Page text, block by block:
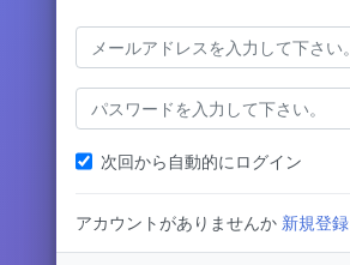
次回から自動的にログイン
アカウントがありませんか 新規登録